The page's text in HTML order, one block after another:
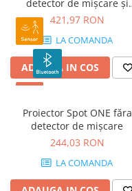
detector de mișcare și
Bluetooth
421,97 RON
LA COMANDA
ADAUGA IN COS
Proiector Spot ONE făra
detector de mișcare
244,03 RON
LA COMANDA